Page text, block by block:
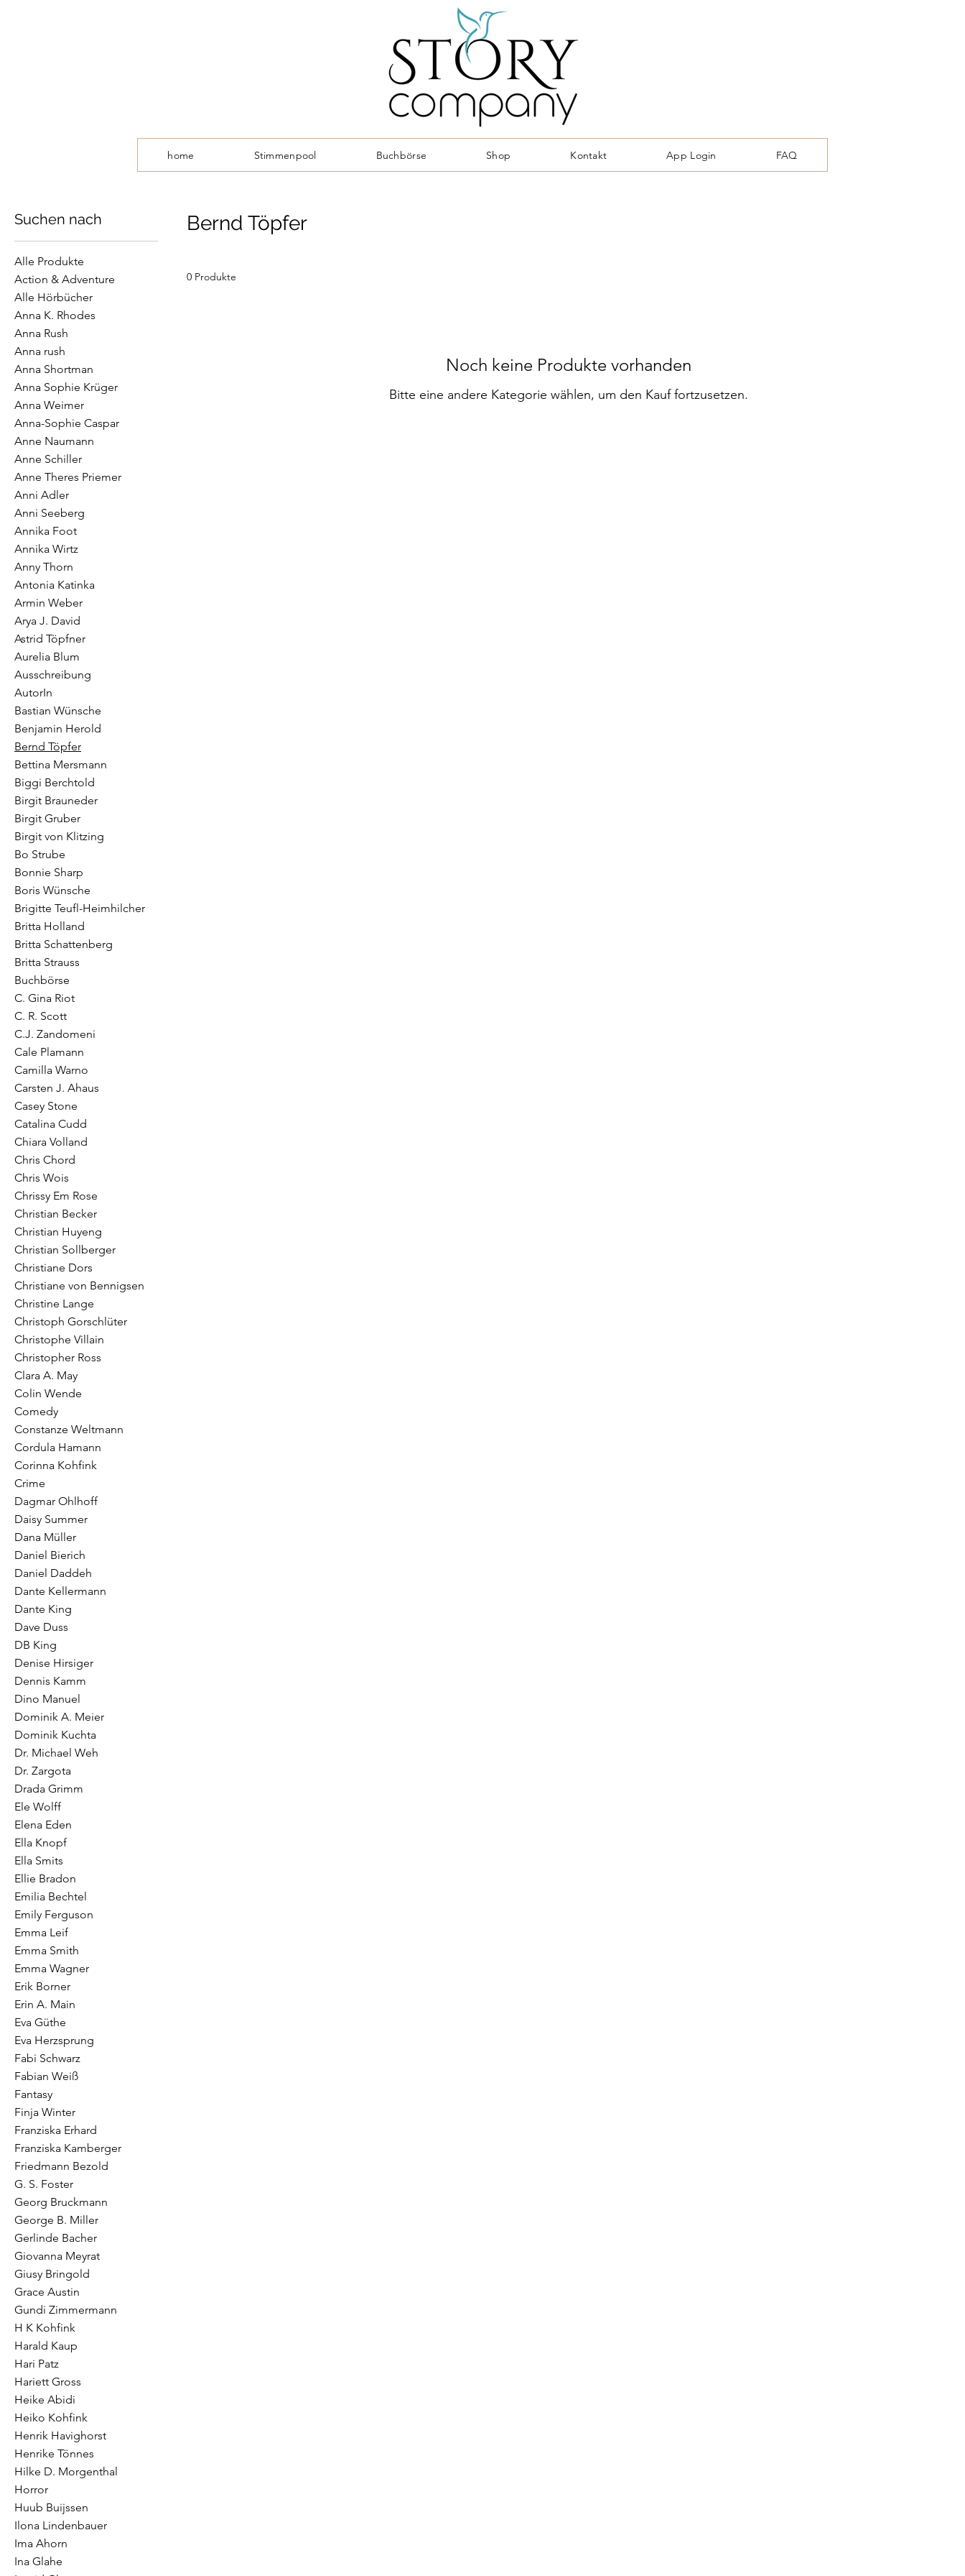
home Stimmenpool Buchbörse Shop Kontakt App Login FAQ
Suchen nach
Alle Produkte
Action & Adventure
Alle Hörbücher
Anna K. Rhodes
Anna Rush
Anna rush
Anna Shortman
Anna Sophie Krüger
Anna Weimer
Anna-Sophie Caspar
Anne Naumann
Anne Schiller
Anne Theres Priemer
Anni Adler
Anni Seeberg
Annika Foot
Annika Wirtz
Anny Thorn
Antonia Katinka
Armin Weber
Arya J. David
Astrid Töpfner
Aurelia Blum
Ausschreibung
AutorIn
Bastian Wünsche
Benjamin Herold
Bernd Töpfer
Bettina Mersmann
Biggi Berchtold
Birgit Brauneder
Birgit Gruber
Birgit von Klitzing
Bo Strube
Bonnie Sharp
Boris Wünsche
Brigitte Teufl-Heimhilcher
Britta Holland
Britta Schattenberg
Britta Strauss
Buchbörse
C. Gina Riot
C. R. Scott
C.J. Zandomeni
Cale Plamann
Camilla Warno
Carsten J. Ahaus
Casey Stone
Catalina Cudd
Chiara Volland
Chris Chord
Chris Wois
Chrissy Em Rose
Christian Becker
Christian Huyeng
Christian Sollberger
Christiane Dors
Christiane von Bennigsen
Christine Lange
Christoph Gorschlüter
Christophe Villain
Christopher Ross
Clara A. May
Colin Wende
Comedy
Constanze Weltmann
Cordula Hamann
Corinna Kohfink
Crime
Dagmar Ohlhoff
Daisy Summer
Dana Müller
Daniel Bierich
Daniel Daddeh
Dante Kellermann
Dante King
Dave Duss
DB King
Denise Hirsiger
Dennis Kamm
Dino Manuel
Dominik A. Meier
Dominik Kuchta
Dr. Michael Weh
Dr. Zargota
Drada Grimm
Ele Wolff
Elena Eden
Ella Knopf
Ella Smits
Ellie Bradon
Emilia Bechtel
Emily Ferguson
Emma Leif
Emma Smith
Emma Wagner
Erik Borner
Erin A. Main
Eva Güthe
Eva Herzsprung
Fabi Schwarz
Fabian Weiß
Fantasy
Finja Winter
Franziska Erhard
Franziska Kamberger
Friedmann Bezold
G. S. Foster
Georg Bruckmann
George B. Miller
Gerlinde Bacher
Giovanna Meyrat
Giusy Bringold
Grace Austin
Gundi Zimmermann
H K Kohfink
Harald Kaup
Hari Patz
Hariett Gross
Heike Abidi
Heiko Kohfink
Henrik Havighorst
Henrike Tönnes
Hilke D. Morgenthal
Horror
Huub Buijssen
Ilona Lindenbauer
Ima Ahorn
Ina Glahe
Bernd Töpfer
0 Produkte
Noch keine Produkte vorhanden
Bitte eine andere Kategorie wählen, um den Kauf fortzusetzen.